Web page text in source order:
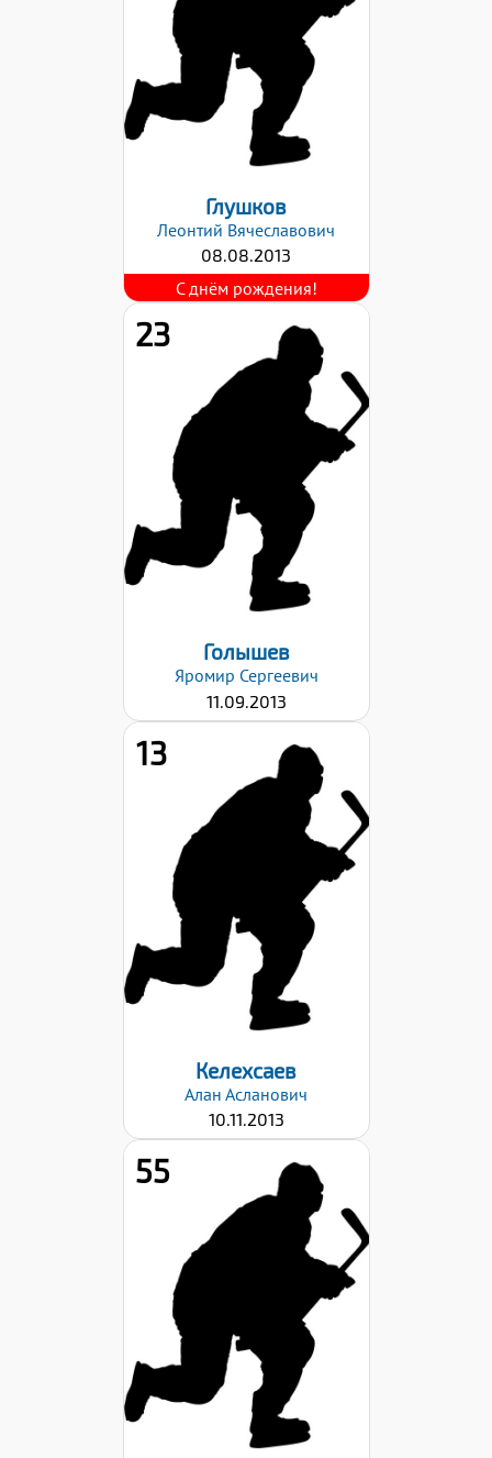
Правый
Дата заявки:
03.03.2026
Глушков
Леонтий Вячеславович
08.08.2013
23
Рост:
Правый
Дата заявки:
03.03.2026
Голышев
Яромир Сергеевич
11.09.2013
13
Рост:
Левый
Дата заявки:
03.03.2026
Келехсаев
Алан Асланович
10.11.2013
55
Рост:
Правый
Дата заявки:
03.03.2026